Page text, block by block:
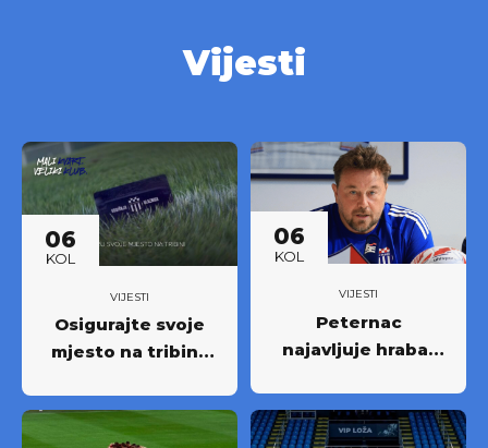
Vijesti
06
KOL
VIJESTI
Osigurajte svoje
mjesto na tribini:
godišnjih ulaznica
NK Rudeš za
06
KOL
VIJESTI
Peternac
najavljuje hrabar